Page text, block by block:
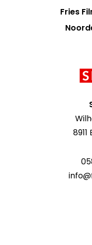
Fries